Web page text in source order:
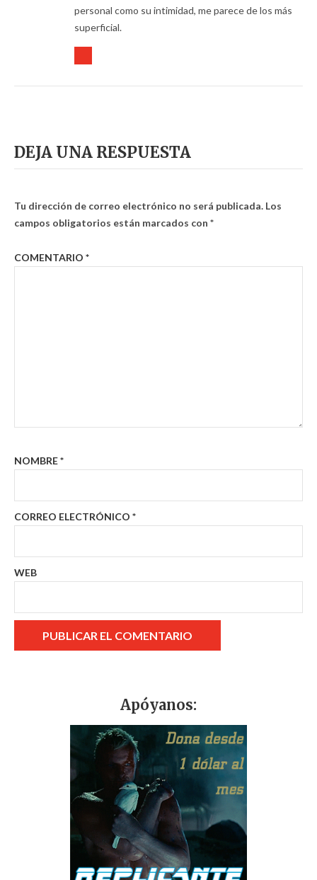
personal como su intimidad, me parece de los más
superficial.
DEJA UNA RESPUESTA
Tu dirección de correo electrónico no será publicada. Los
campos obligatorios están marcados con *
COMENTARIO *
NOMBRE*
CORREO ELECTRÓNICO *
WEB
Apóyanos: